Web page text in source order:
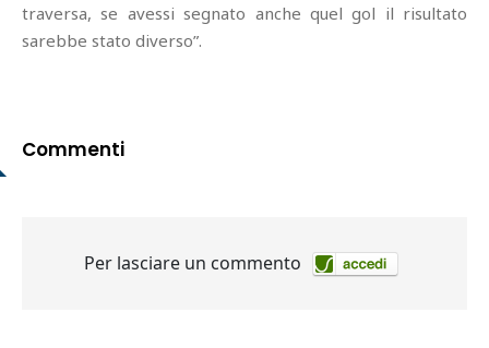
traversa, se avessi segnato anche quel gol il risultato
sarebbe stato diverso”.
Commenti